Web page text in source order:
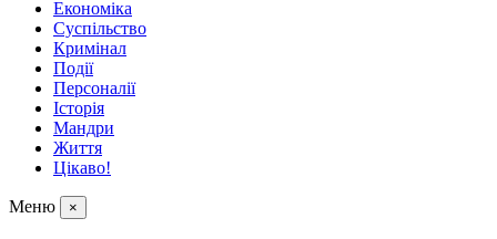
Економіка
Суспільство
Кримінал
Події
Персоналії
Історія
Мандри
Життя
Цікаво!
Меню ×